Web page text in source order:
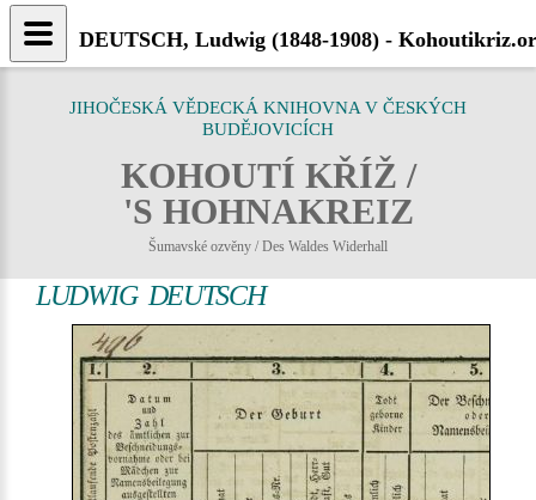
JIHOČESKÁ VĚDECKÁ KNIHOVNA V ČESKÝCH
BUDĚJOVICÍCH
KOHOUTÍ KŘÍŽ /
'S HOHNAKREIZ
Šumavské ozvěny / Des Waldes Widerhall
LUDWIG DEUTSCH
DEUTSCH, Ludwig (1848-1908) -